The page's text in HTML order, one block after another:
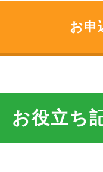
お申
お役立ち